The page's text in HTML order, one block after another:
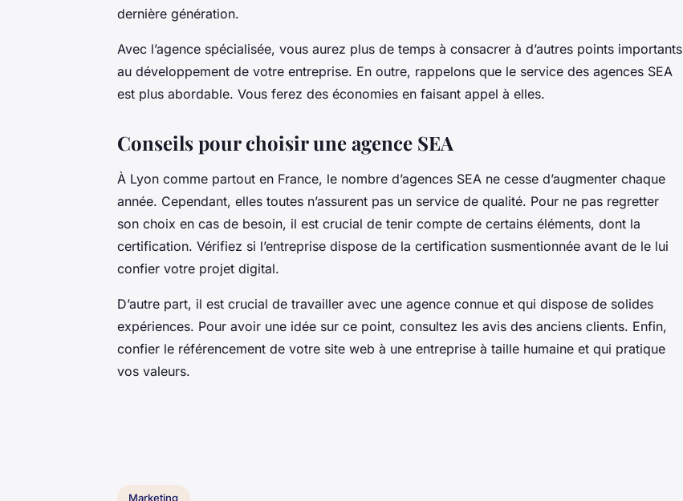
dernière génération.
Avec l’agence spécialisée, vous aurez plus de temps à consacrer à d’autres points importants
au développement de votre entreprise. En outre, rappelons que le service des agences SEA
est plus abordable. Vous ferez des économies en faisant appel à elles.
Conseils pour choisir une agence SEA
À Lyon comme partout en France, le nombre d’agences SEA ne cesse d’augmenter chaque
année. Cependant, elles toutes n’assurent pas un service de qualité. Pour ne pas regretter
son choix en cas de besoin, il est crucial de tenir compte de certains éléments, dont la
certification. Vérifiez si l’entreprise dispose de la certification susmentionnée avant de le lui
confier votre projet digital.
D’autre part, il est crucial de travailler avec une agence connue et qui dispose de solides
expériences. Pour avoir une idée sur ce point, consultez les avis des anciens clients. Enfin,
confier le référencement de votre site web à une entreprise à taille humaine et qui pratique
vos valeurs.
Marketing